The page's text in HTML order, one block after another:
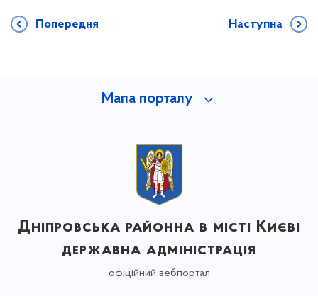
Попередня Наступна
Мапа порталу
Дніпровська районна в місті Києві
державна адміністрація
офіційний вебпортал